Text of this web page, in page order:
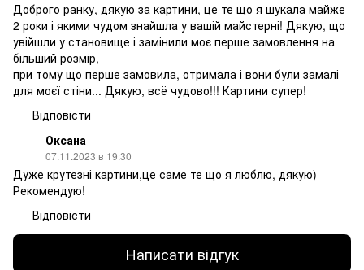
Доброго ранку, дякую за картини, це те що я шукала майже
2 роки і якими чудом знайшла у вашій майстерні! Дякую, що
увійшли у становище і замінили моє перше замовлення на
більший розмір,
при тому що перше замовила, отримала і вони були замалі
для моєї стіни... Дякую, всё чудово!!! Картини супер!
Відповісти
Оксана
07.11.2023 в 19:30
Дуже крутезні картини,це саме те що я люблю, дякую)
Рекомендую!
Відповісти
Написати відгук